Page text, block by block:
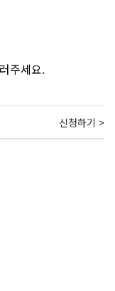
주세요.
신청하기 >